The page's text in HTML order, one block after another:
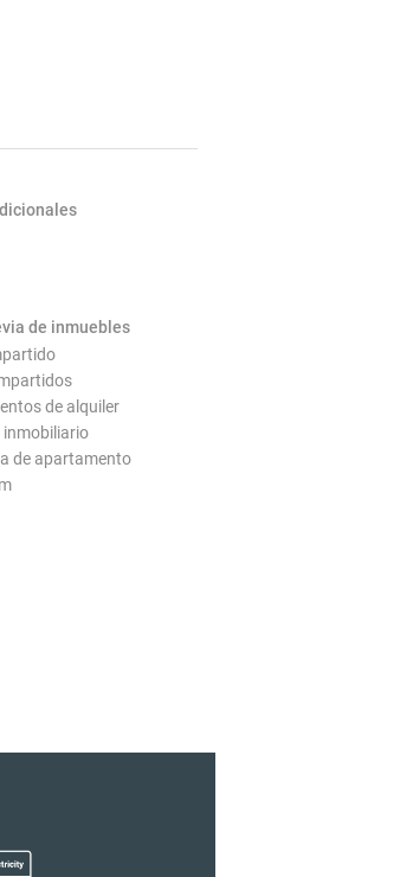
de inmuebles
de alquiler
inmobiliario
de apartamento